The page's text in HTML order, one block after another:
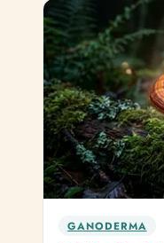
GANODERMA